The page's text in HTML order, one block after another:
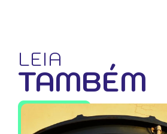
LEIA
TAMBÉM